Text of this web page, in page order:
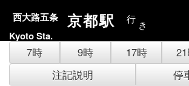
西大路五条 京都駅 行 き
Kyoto Sta.
7時 9時 17時
注記説明
停